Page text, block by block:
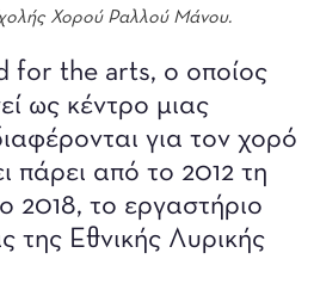
Χορού Ραλλού Μάνου.
for the arts, ο οποίος
ως κέντρο μιας
για τον χορό
πάρει από το 2012 τη
2018, το εργαστήριο
της Εθνικής Λυρικής